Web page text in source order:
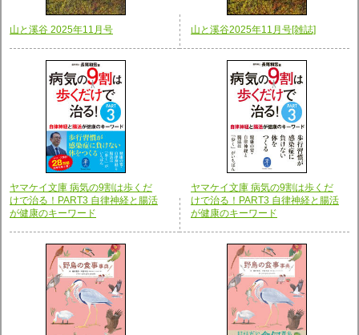
山と溪谷 2025年11月号 山と溪谷2025年11月号[雑誌]
ヤマケイ文庫 病気の9割は歩くだ
けで治る！PART3 自律神経と腸活
が健康のキーワード
ヤマケイ文庫 病気の9割は歩くだ
けで治る！PART3 自律神経と腸活
が健康のキーワード